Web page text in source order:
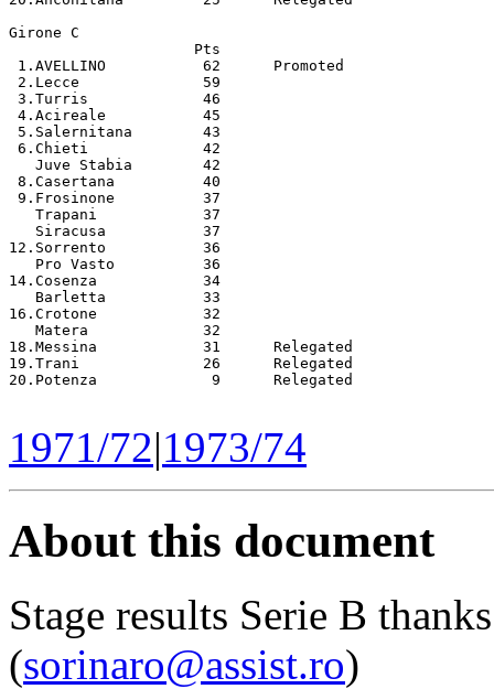
1971/72|1973/74
About this document
Stage results Serie B
(sorinaro@assist.ro)